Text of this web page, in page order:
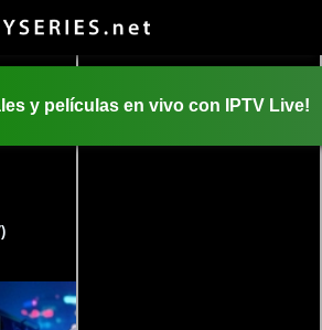
y películas en vivo con IPTV Live!